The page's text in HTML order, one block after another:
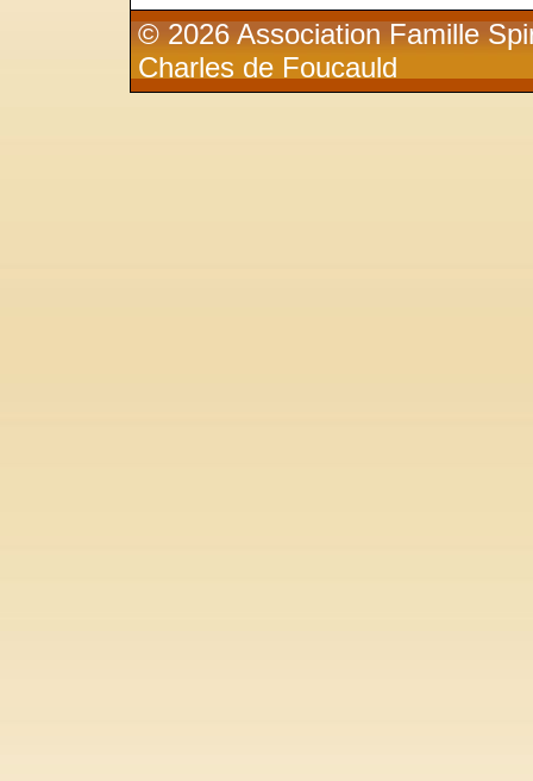
© 2026 Association Famille
Charles de Foucauld